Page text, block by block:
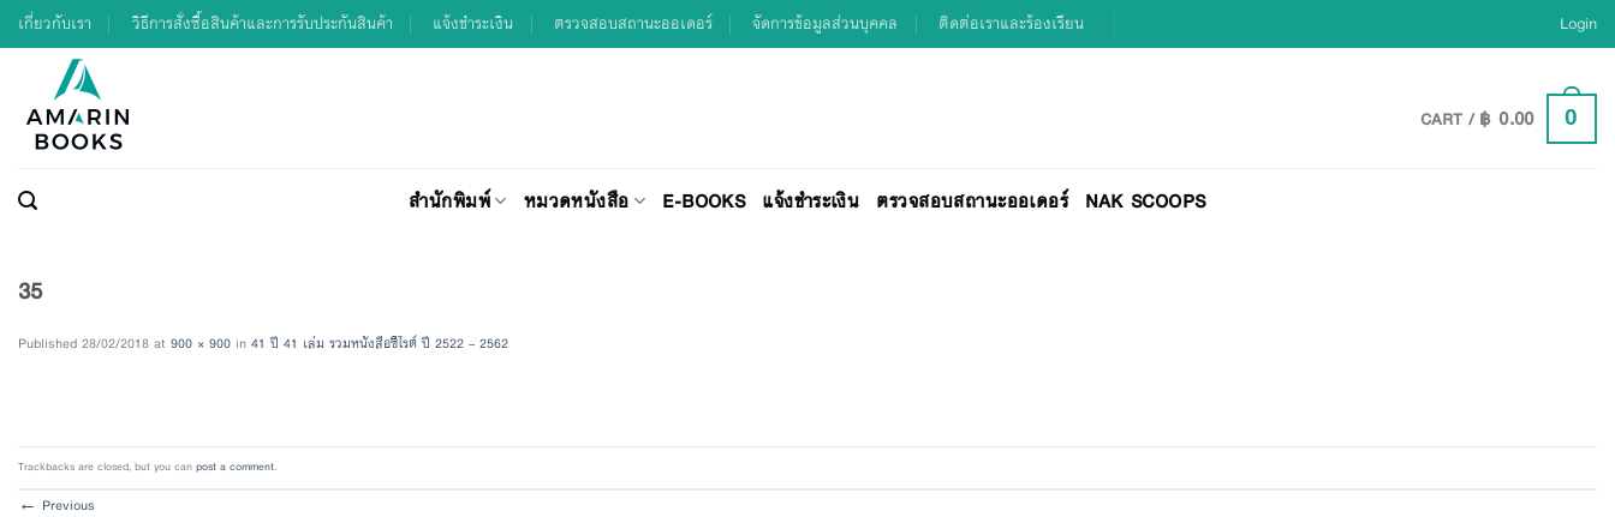
Skip
to
เกี่ยวกับเรา วิธีการสั่งซื้อสินค้าและการรับประกันสินค้า แจ้งชำระเงิน ตรวจสอบสถานะออเดอร์ จัดการข้อมูลส่วนบุคคล ติดต่อเราและร้องเรียน Login
CART /฿ 0.00 0
สำนักพิมพ์ หมวดหนังสือ E-BOOKS แจ้งชำระเงิน ตรวจสอบสถานะออเดอร์ NAK SCOOPS
35
Published 28/02/2018 at 900 × 900 in 41 ปี 41 เล่ม รวมหนังสือซีไรต์ ปี 2522 – 2562
Trackbacks are closed, but you canpost a comment.
← Previous